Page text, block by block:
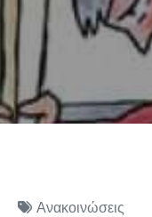
Ανακοινώσεις